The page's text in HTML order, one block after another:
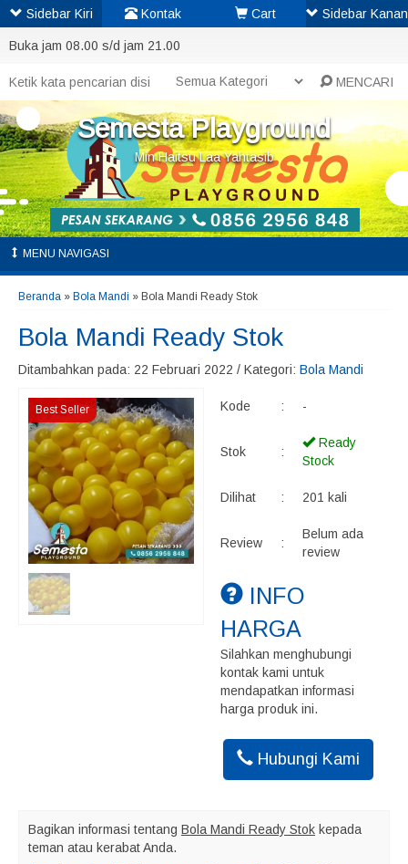
Buka jam 08.00 s/d jam 21.00
MENCARI
Semesta Playground
Min Haitsu Laa Yahtasib
MENU NAVIGASI
Beranda » Bola Mandi » Bola Mandi Ready Stok
Bola Mandi Ready Stok
Ditambahkan pada: 22 Februari 2022 / Kategori: Bola Mandi
Best Seller Kode : -
Stok :
Ready
Stock
Dilihat : 201 kali
Review :
Belum ada
review
INFO
HARGA
Silahkan menghubungi
kontak kami untuk
mendapatkan informasi
harga produk ini.
Hubungi Kami
Bagikan informasi tentang Bola Mandi Ready Stok kepada
teman atau kerabat Anda.
Sidebar Kiri Kontak Cart Sidebar Kanan